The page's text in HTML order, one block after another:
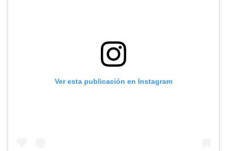
Ver esta publicación en Instagram